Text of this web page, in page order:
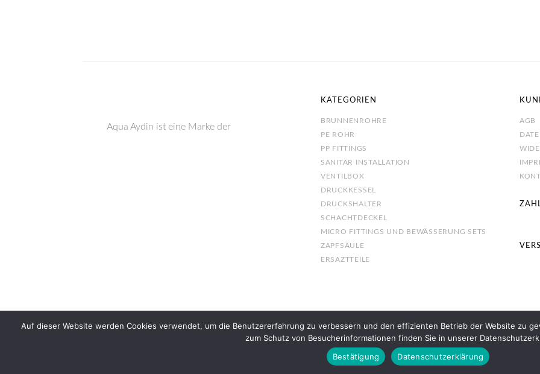
Aqua Aydin ist eine Marke der
KATEGORIEN
BRUNNENROHRE
PE ROHR
PP FITTINGS
SANITÄR INSTALLATION
VENTILBOX
DRUCKKESSEL
DRUCKSHALTER
SCHACHTDECKEL
MICRO FITTINGS UND BEWÄSSERUNG SETS
ZAPFSÄULE
ERSAZTTEİLE
AGB
© Copyright 2021Aydins GmbH
Auf dieser Website werden Cookies verwendet, um die Benutzererfahrung zu verbessern und den effizienten Betrieb der Website zu
zum Schutz von Besucherinformationen finden Sie in unserer
Bestätigung
Datenschutzerklärung